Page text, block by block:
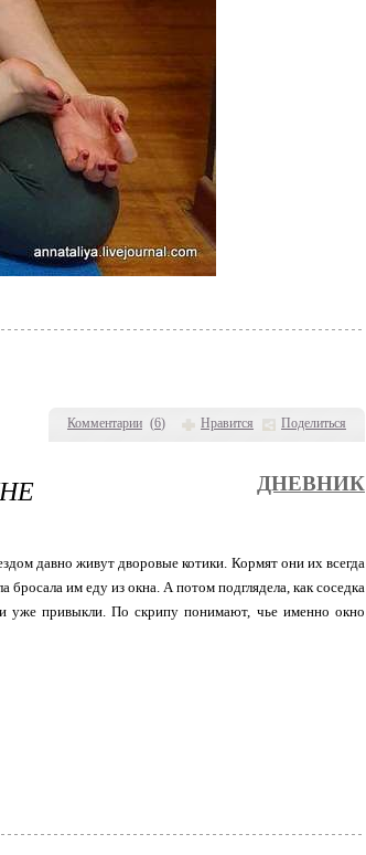
Комментарии (6) Нравится Поделиться
ДНЕВНИК
давно живут дворовые котики. Кормят они их всегда
им еду из окна. А потом подглядела, как соседка
уже привыкли. По скрипу понимают, чье именно окно